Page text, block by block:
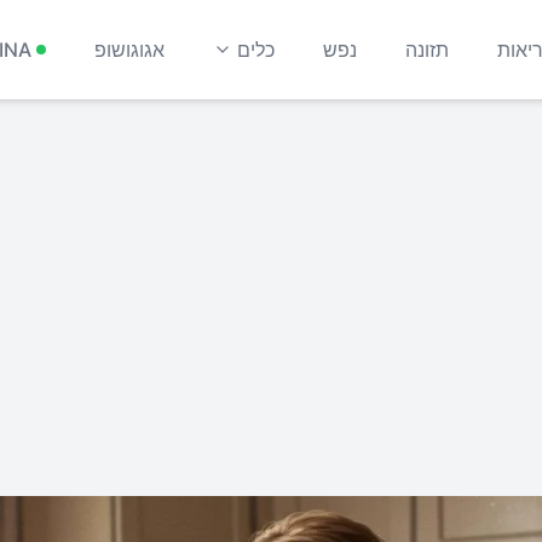
תזונה נפש כלים אגוגושופ